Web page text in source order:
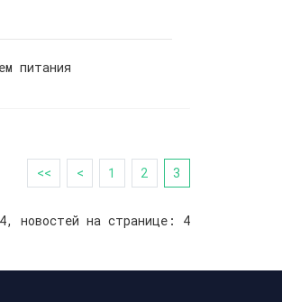
питания
<< < 1 2 3
новостей на странице: 4